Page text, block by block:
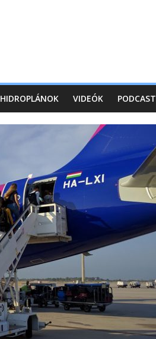
HIDROPLÁNOK VIDEÓK PODCAST